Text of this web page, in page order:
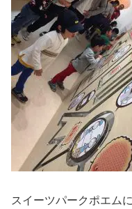
スイーツパークポエム